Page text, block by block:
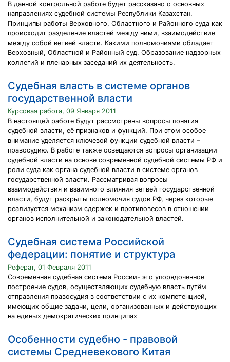
В данной контрольной работе будет рассказано о основных
направлениях судебной системы Республики Казахстан.
Принципы работы Верховного, Областного и Районного суда как
происходит разделение властей между ними, взаимодействие
между собой ветвей власти. Какими полномочиями обладает
Верховный, Областной и Районный суд. Образование надзорных
коллегий и пленарных заседаний их деятельность.
Судебная власть в системе органов
государственной власти
Курсовая работа, 09 Января 2011
В настоящей работе будут рассмотрены вопросы понятия
судебной власти, её признаков и функций. При этом особое
внимание уделяется ключевой функции судебной власти –
правосудию. В работе также освещаются вопросы организации
судебной власти на основе современной судебной системы РФ и
роли суда как органа судебной власти в системе органов
государственной власти. Рассматривая вопросы
взаимодействия и взаимного влияния ветвей государственной
власти, будут раскрыты полномочия судов РФ, через которые
реализуется механизм сдержек и противовесов в отношении
органов исполнительной и законодательной властей.
Судебная система Российской
федерации: понятие и структура
Реферат, 01 Февраля 2011
Современная судебная система России- это упорядоченное
построение судов, осуществляющих судебную власть путём
отправления правосудия в соответствии с их компетенцией,
имеющих общие задачи, цели, организованных и действующих
на единых демократических принципах
Особенности судебно - правовой
системы Средневекового Китая